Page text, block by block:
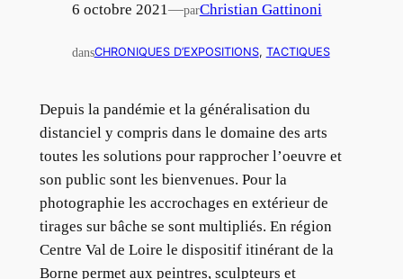
6 octobre 2021—parChristian Gattinoni
dansCHRONIQUES D’EXPOSITIONS, TACTIQUES
Depuis la pandémie et la généralisation du
distanciel y compris dans le domaine des arts
toutes les solutions pour rapprocher l’oeuvre et
son public sont les bienvenues. Pour la
photographie les accrochages en extérieur de
tirages sur bâche se sont multipliés. En région
Centre Val de Loire le dispositif itinérant de la
Borne permet aux peintres, sculpteurs et